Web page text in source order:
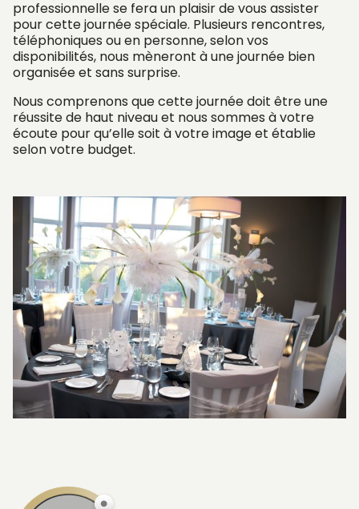
professionnelle se fera un plaisir de vous assister
pour cette journée spéciale. Plusieurs rencontres,
téléphoniques ou en personne, selon vos
disponibilités, nous mèneront à une journée bien
organisée et sans surprise.
Nous comprenons que cette journée doit être une
réussite de haut niveau et nous sommes à votre
écoute pour qu’elle soit à votre image et établie
selon votre budget.